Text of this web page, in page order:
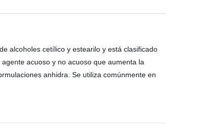
alcoholes cetílico y estearilo y está clasificado
acuoso y no acuoso que aumenta la
anhidra. Se utiliza comúnmente en